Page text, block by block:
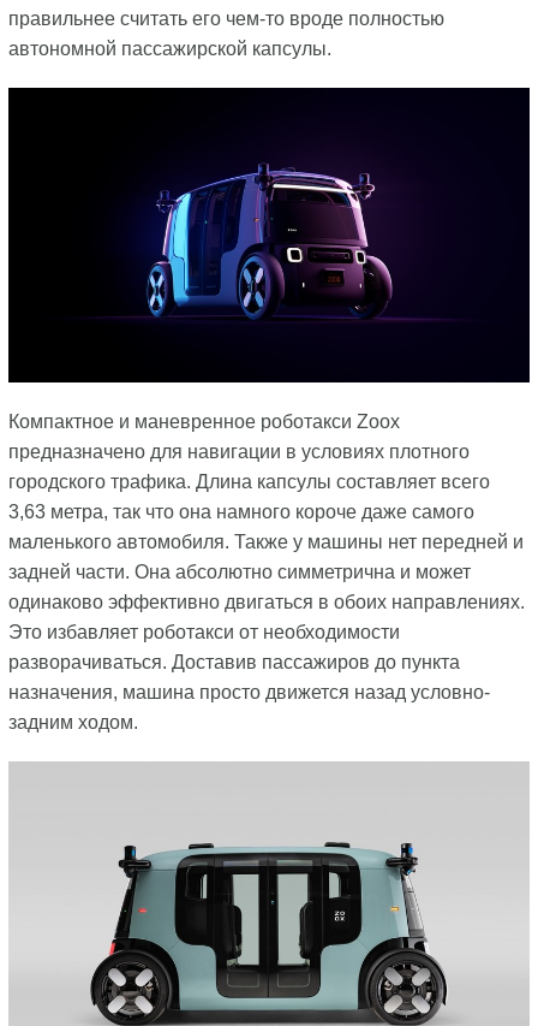
правильнее считать его чем-то вроде полностью
автономной пассажирской капсулы.
Компактное и маневренное роботакси Zoox
предназначено для навигации в условиях плотного
городского трафика. Длина капсулы составляет всего
3,63 метра, так что она намного короче даже самого
маленького автомобиля. Также у машины нет передней и
задней части. Она абсолютно симметрична и может
одинаково эффективно двигаться в обоих направлениях.
Это избавляет роботакси от необходимости
разворачиваться. Доставив пассажиров до пункта
назначения, машина просто движется назад условно-
задним ходом.